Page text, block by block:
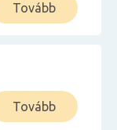
Tovább
Tovább